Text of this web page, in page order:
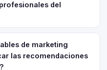
del
de marketing
las recomendaciones